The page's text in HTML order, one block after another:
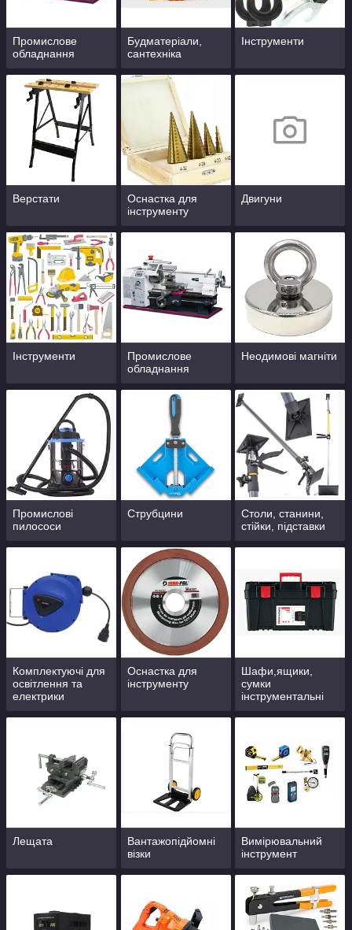
Промислове
обладнання
Будматеріали,
сантехніка
Інструменти
Верстати
Оснастка для
інструменту
Двигуни
Інструменти
Промислове
обладнання
Неодимові магніти
Промислові
пилососи
Струбцини
Столи, станини,
стійки, підставки
Комплектуючі для
освітлення та
електрики
Оснастка для
інструменту
Шафи,ящики,
сумки
інструментальні
Лещата
Вантажопідйомні
візки
Вимірювальний
інструмент